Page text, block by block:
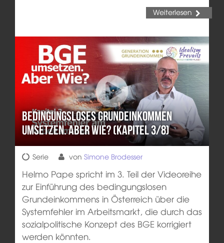
Weiterlesen
Bedingungsloses Grundeinkommen
umsetzen. Aber wie? (Kapitel 3/8)
Serie von Simone Brodesser
Helmo Pape spricht im 3. Teil der Videoreihe
zur Einführung des bedingungslosen
Grundeinkommens in Österreich über die
Systemfehler im Arbeitsmarkt, die durch das
sozialpolitische Konzept des BGE korrigiert
werden könnten.